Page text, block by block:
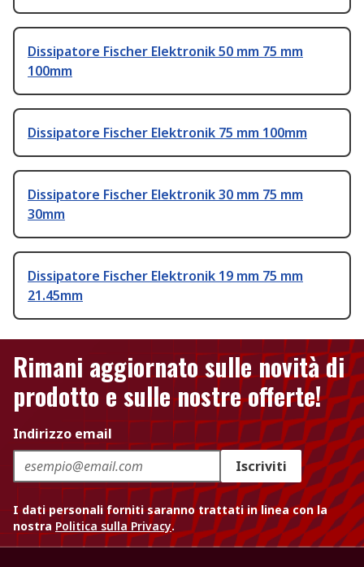
Dissipatore Fischer Elektronik 50 mm 75 mm
100mm
Dissipatore Fischer Elektronik 75 mm 100mm
Dissipatore Fischer Elektronik 30 mm 75 mm
30mm
Dissipatore Fischer Elektronik 19 mm 75 mm
21.45mm
Rimani aggiornato sulle novità di
prodotto e sulle nostre offerte!
Indirizzo email
Iscriviti
I dati personali forniti saranno trattati in linea con la
nostra Politica sulla Privacy.